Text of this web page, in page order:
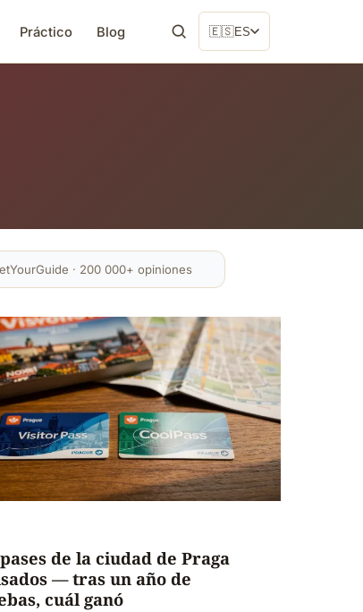
Práctico Blog 🇪🇸ES
· 200 000+ opiniones
de la ciudad de Praga
— tras un año de
cuál ganó